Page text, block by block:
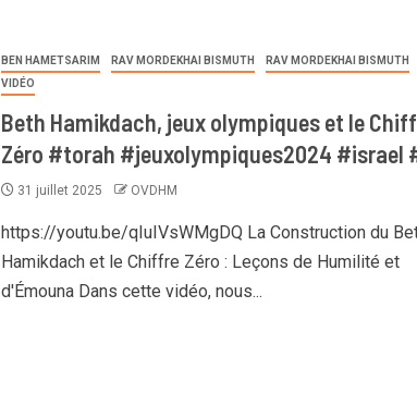
BEN HAMETSARIM RAV MORDEKHAI BISMUTH
RAV MORDEKHAI BISMUTH
VIDÉO
Beth Hamikdach, jeux olympiques et le
Zéro #torah #jeuxolympiques2024 #israel
31 juillet 2025 OVDHM
https://youtu.be/qIuIVsWMgDQ La Construction du
Hamikdach et le Chiffre Zéro : Leçons de Humilité et
d'Émouna Dans cette vidéo, nous...